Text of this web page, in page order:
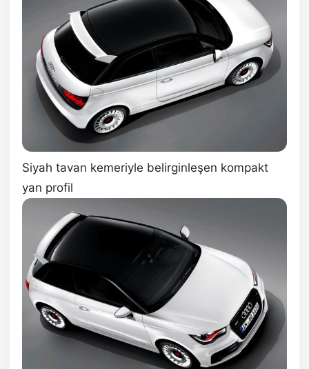
Siyah tavan kemeriyle belirginleşen kompakt
yan profil